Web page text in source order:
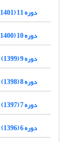
دوره 11 (1401)
دوره 10 (1400)
دوره 9 (1399)
دوره 8 (1398)
دوره 7 (1397)
دوره 6 (1396)